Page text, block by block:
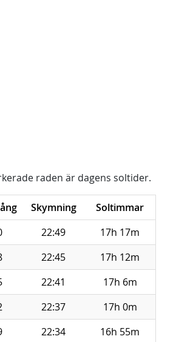
raden är dagens soltider.
Skymning
Soltimmar
22:49
17h 17m
22:45
17h 12m
22:41
17h 6m
22:37
17h 0m
22:34
16h 55m